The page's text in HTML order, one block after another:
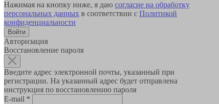
Нажимая на кнопку ниже, я даю согласие на обработку
персональных данных в соответствии с Политикой
конфиденциальности
Авторизация
Восстановление пароля
Введите адрес электронной почты, указанный при
регистрации. На указанный адрес будет отправлена
инструкция по восстановлению пароля
E-mail *